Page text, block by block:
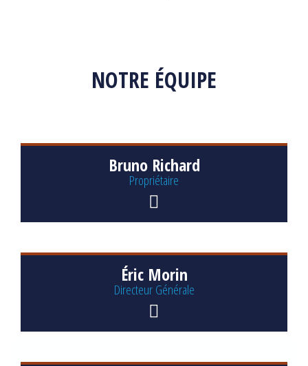
NOTRE ÉQUIPE
Bruno Richard
Propriétaire
Éric Morin
Directeur Générale